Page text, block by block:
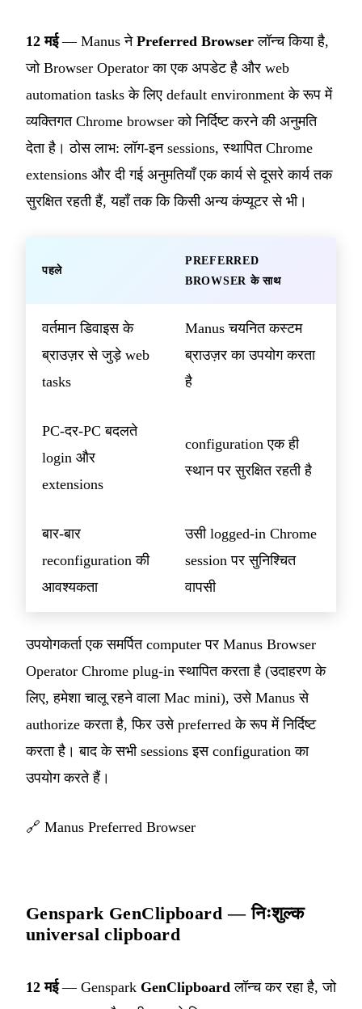
12 मई— Manus ने Preferred Browser लॉन्च किया है,
जो Browser Operator का एक अपडेट है और web
automation tasks के लिए default environment के रूप में
व्यक्तिगत Chrome browser को निर्दिष्ट करने की अनुमति
देता है। ठोस लाभ: लॉग-इन sessions, स्थापित Chrome
extensions और दी गई अनुमतियाँ एक कार्य से दूसरे कार्य तक
सुरक्षित रहती हैं, यहाँ तक कि किसी अन्य कंप्यूटर से भी।
पहले
PREFERRED
BROWSER के साथ
वर्तमान डिवाइस के
ब्राउज़र से जुड़े web
tasks
Manus चयनित कस्टम
ब्राउज़र का उपयोग करता
है
PC-दर-PC बदलते
login और
extensions
configuration एक ही
स्थान पर सुरक्षित रहती है
बार-बार
reconfiguration की
आवश्यकता
उसी logged-in Chrome
session पर सुनिश्चित
वापसी
उपयोगकर्ता एक समर्पित computer पर Manus Browser
Operator Chrome plug-in स्थापित करता है (उदाहरण के
लिए, हमेशा चालू रहने वाला Mac mini), उसे Manus से
authorize करता है, फिर उसे preferred के रूप में निर्दिष्ट
करता है। बाद के सभी sessions इस configuration का
उपयोग करते हैं।
🔗 Manus Preferred Browser
Genspark GenClipboard — निःशुल्क
universal clipboard
12 मई— Genspark GenClipboard लॉन्च कर रहा है, जो